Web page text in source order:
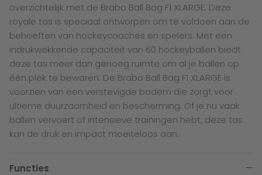
overzichtelijk met de Brabo Ball Bag F1 XLARGE. Deze
royale tas is speciaal ontworpen om te voldoen aan de
behoeften van hockeycoaches en spelers. Met een
indrukwekkende capaciteit van 60 hockeyballen biedt
deze tas meer dan genoeg ruimte om al je ballen op
één plek te bewaren. De Brabo Ball Bag F1 XLARGE is
voorzien van een verstevigde bodem die zorgt voor
ultieme duurzaamheid en bescherming. Of je nu vaak
ballen vervoert of intensieve trainingen hebt, deze tas
kan de druk en impact moeiteloos aan.
Functies